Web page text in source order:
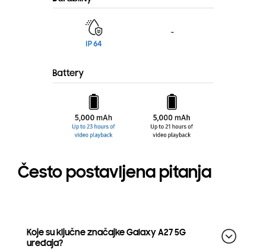
Često postavljena pitanja
Koje su ključne značajke Galaxy A27 5G
uređaja?